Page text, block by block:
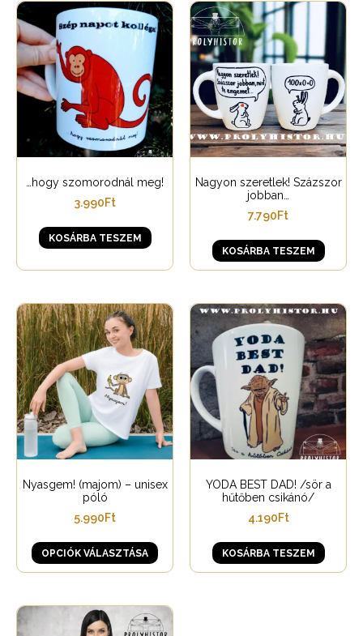
…hogy szomorodnál meg!
3.990Ft
KOSÁRBA TESZEM
Nagyon szeretlek! Százszor
jobban…
7.790Ft
KOSÁRBA TESZEM
Nyasgem! (majom) – unisex
póló
5.990Ft
OPCIÓK VÁLASZTÁSA
YODA BEST DAD! /sör a
hűtőben csikánó/
4.190Ft
KOSÁRBA TESZEM